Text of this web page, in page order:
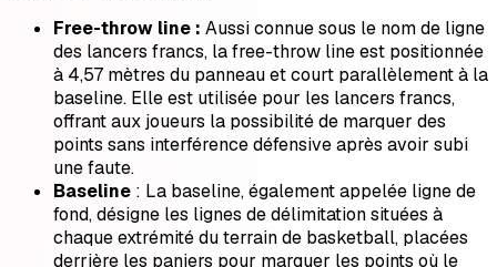
Free-throw line : Aussi connue sous le nom de ligne
des lancers francs, la free-throw line est positionnée
à 4,57 mètres du panneau et court parallèlement à la
baseline. Elle est utilisée pour les lancers francs,
offrant aux joueurs la possibilité de marquer des
points sans interférence défensive après avoir subi
une faute.
Baseline : La baseline, également appelée ligne de
fond, désigne les lignes de délimitation situées à
chaque extrémité du terrain de basketball, placées
derrière les paniers pour marquer les points où le